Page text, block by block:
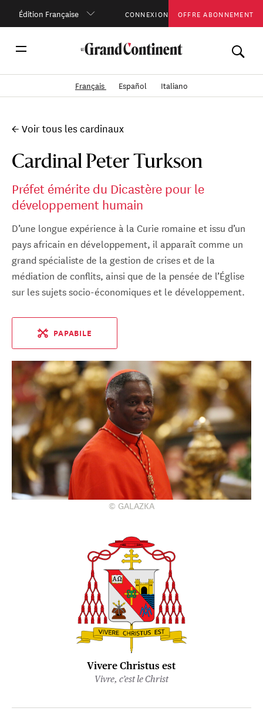
Édition Française CONNEXION OFFRE ABONNEMENT
Français Español Italiano
← Voir tous les cardinaux
Cardinal Peter Turkson
Préfet émérite du Dicastère pour le
développement humain
D’une longue expérience à la Curie romaine et issu d’un
pays africain en développement, il apparaît comme un
grand spécialiste de la gestion de crises et de la
médiation de conflits, ainsi que de la pensée de l’Église
sur les sujets socio-économiques et le développement.
PAPABILE
© GALAZKA
Vivere Christus est
Vivre, c’est le Christ